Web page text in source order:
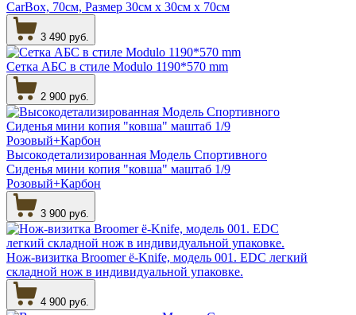
CarBox, 70см, Размер 30см х 30см х 70см
3 490 руб.
Сетка АБС в стиле Modulo 1190*570 mm
2 900 руб.
Высокодетализированная Модель Спортивного
Сиденья мини копия "ковша" маштаб 1/9
Розовый+Карбон
3 900 руб.
Нож-визитка Broomer ё-Knife, модель 001. EDC легкий
складной нож в индивидуальной упаковке.
4 900 руб.